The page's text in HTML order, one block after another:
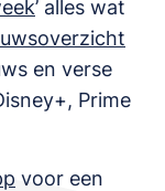
’ alles wat
en verse
Prime
voor een